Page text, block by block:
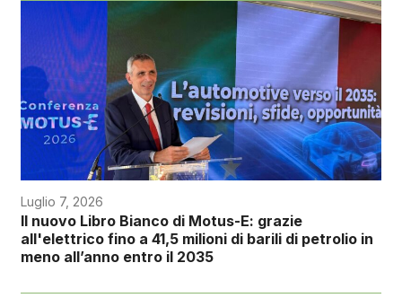
Luglio 7, 2026
Il nuovo Libro Bianco di Motus-E: grazie
all'elettrico fino a 41,5 milioni di barili di petrolio in
meno all’anno entro il 2035